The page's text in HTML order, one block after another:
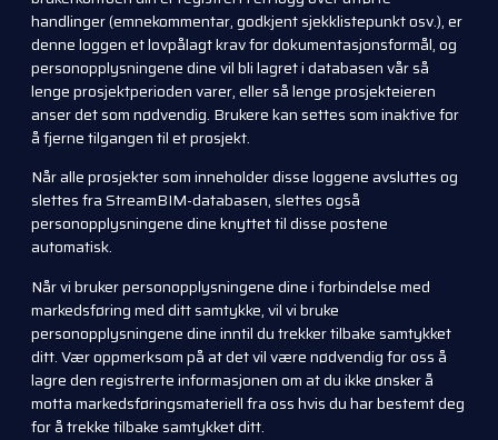
handlinger (emnekommentar, godkjent sjekklistepunkt osv.), er
denne loggen et lovpålagt krav for dokumentasjonsformål, og
personopplysningene dine vil bli lagret i databasen vår så
lenge prosjektperioden varer, eller så lenge prosjekteieren
anser det som nødvendig. Brukere kan settes som inaktive for
å fjerne tilgangen til et prosjekt.
Når alle prosjekter som inneholder disse loggene avsluttes og
slettes fra StreamBIM-databasen, slettes også
personopplysningene dine knyttet til disse postene
automatisk.
Når vi bruker personopplysningene dine i forbindelse med
markedsføring med ditt samtykke, vil vi bruke
personopplysningene dine inntil du trekker tilbake samtykket
ditt. Vær oppmerksom på at det vil være nødvendig for oss å
lagre den registrerte informasjonen om at du ikke ønsker å
motta markedsføringsmateriell fra oss hvis du har bestemt deg
for å trekke tilbake samtykket ditt.